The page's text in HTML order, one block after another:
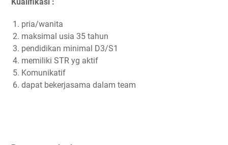
pria/wanita
maksimal usia 35 tahun
pendidikan minimal D3/S1
memiliki STR yg aktif
Komunikatif
dapat bekerjasama dalam team